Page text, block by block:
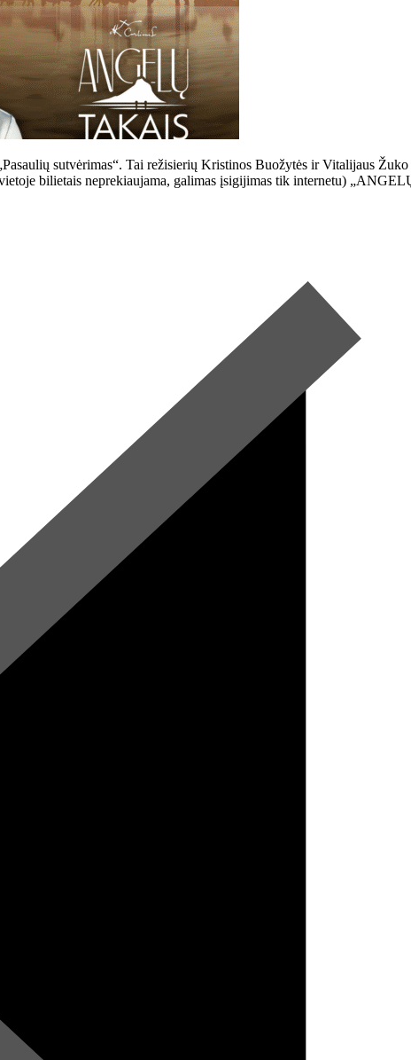
sutvėrimas“. Tai režisierių Kristinos Buožytės ir Vitalijaus
bilietais neprekiaujama, galimas įsigijimas tik internetu)